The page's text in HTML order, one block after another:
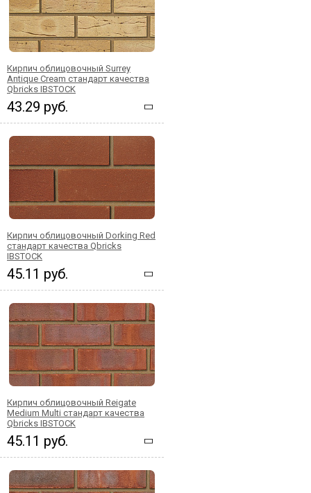
Кирпич облицовочный Surrey
Antique Cream стандарт качества
Qbricks IBSTOCK
43.29 руб.
Кирпич облицовочный Dorking Red
стандарт качества Qbricks
IBSTOCK
45.11 руб.
Кирпич облицовочный Reigate
Medium Multi стандарт качества
Qbricks IBSTOCK
45.11 руб.